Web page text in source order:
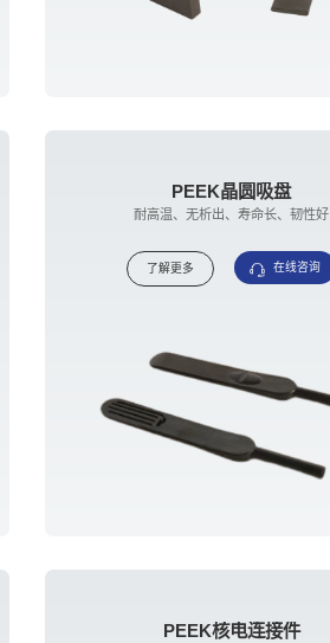
PEEK晶圆吸盘
耐高温、无析出、寿命长、韧性好
了解更多 在线咨询
PEEK核电连接件